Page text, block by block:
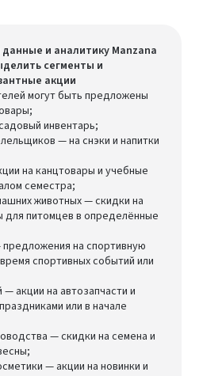
и аналитику Manzana
сегменты и
акции
могут быть предложены
инвентарь;
— на снэки и напитки
на канцтовары и учебные
семестра;
животных — скидки на
для питомцев в определённые
на спортивную
спортивных событий или
акции на автозапчасти и
или в начале
— скидки на семена и
— акции на новинки и